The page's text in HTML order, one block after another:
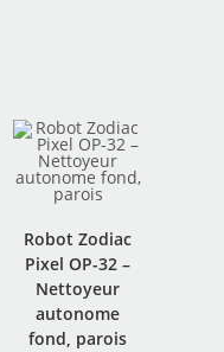
Robot Zodiac
Pixel OP-32 –
Nettoyeur
autonome
fond, parois